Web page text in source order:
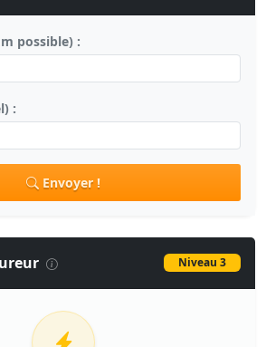
possible) :
:
Envoyer !
Niveau 3